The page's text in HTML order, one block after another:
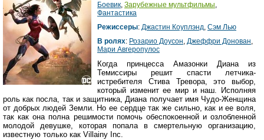
Боевик, Зарубежные мультфильмы,
Фантастика
Режиссеры: Джастин Коуплэнд, Сэм Лью
В ролях: Розарио Доусон, Джеффри Донован,
Мари Авгеропулос
Когда принцесса Амазонки Диана из
Темиссиры решит спасти летчика-
истребителя Стива Тревора, это выбор,
который изменит ее мир и наш. Исполняя
роль как посла, так и защитника, Диана получает имя Чудо-Женщина
от добрых людей Земли. Но ее сердце так же сильно, как и ее воля,
так как она полна решимости помочь обеспокоенной и озлобленной
молодой девушке, которая попала в смертельную организацию,
известную только как Villainy Inc.